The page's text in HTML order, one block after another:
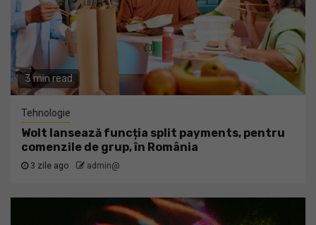
3 min read
Tehnologie
Wolt lansează funcția split payments, pentru
comenzile de grup, în România
3 zile ago admin@